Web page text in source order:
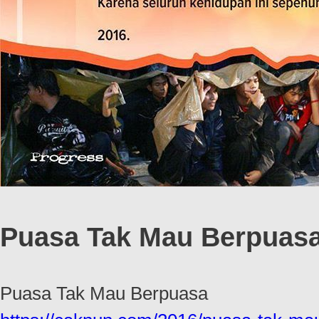
Puasa Tak Mau
Puasa Tak Mau Berpuasa